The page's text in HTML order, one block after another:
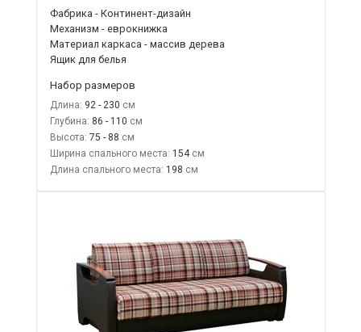
Фабрика - Континент-дизайн
Механизм - еврокнижка
Материал каркаса - массив дерева
Ящик для белья
Набор размеров
Длина: 92 - 230
Глубина: 86 - 110
Высота: 75 - 88
Ширина спального места: 154
Длина спального места: 198